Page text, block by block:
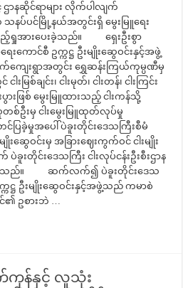
ာနဆိုင်ရာများ လိုက်ပါလျက်
သနပ်ပင်မြို့နယ်အတွင်းရှိ မွေးမြူရေး
ြည့်ရှုအားပေးခဲ့သည်။ ရှေးဦးစွာ
းကောင်စီ ဥက္ကဋ္ဌ ဦးမျိုးဆွေဝင်းနှင့်အဖွဲ့
ျေးရွာအတွင်း ရွှေဆန်းကြယ်ကုမ္ပဏီမှ
မြစ်ချင်း၊ ငါးမုတ်၊ ငါးတန်၊ ငါးကြင်း
းပွားဖြစ် မွေးမြူထားသည့် ငါးကန်သို့
စ်ဦးမှ ငါးမွေးမြူထုတ်လုပ်မှု
င်ပြခဲ့မှုအပေါ် ပဲခူးတိုင်းဒေသကြီးစီမံ
ျိုးဆွေဝင်းမှ အခြားဈေးကွက်ဝင် ငါးမျိုး
ခူးတိုင်းဒေသကြီး ငါးလုပ်ငန်းဦးစီးဌာန
ခဲ့သည်။ ဆက်လက်၍ ပဲခူးတိုင်းဒေသ
ကဋ္ဌ ဦးမျိုးဆွေဝင်းနှင့်အဖွဲ့သည် ကမာစဲ
၏ ဥစားဘဲ …
က်ကုန်နှင့် လူသုံး